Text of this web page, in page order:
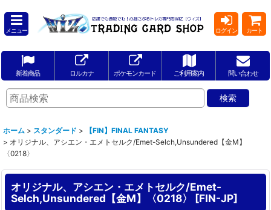
メニュー ログイン カート
新着商品 ロルカナ ポケモンカード ご利用案内 問い合わせ
ホーム > スタンダード >
【FIN】FINAL FANTASY
> オリジナル、アシエン・エメトセルク/Emet-Selch,Unsundered【金M】
〈0218〉
オリジナル、アシエン・エメトセルク/Emet-
Selch,Unsundered【金M】〈0218〉
[FIN-JP]